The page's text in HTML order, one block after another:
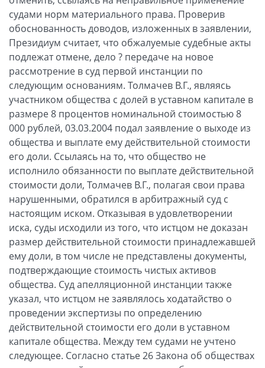
судами норм материального права. Проверив
обоснованность доводов, изложенных в заявлении,
Президиум считает, что обжалуемые судебные акты
подлежат отмене, дело ? передаче на новое
рассмотрение в суд первой инстанции по
следующим основаниям. Толмачев В.Г., являясь
участником общества с долей в уставном капитале в
размере 8 процентов номинальной стоимостью 8
000 рублей, 03.03.2004 подал заявление о выходе из
общества и выплате ему действительной стоимости
его доли. Ссылаясь на то, что общество не
исполнило обязанности по выплате действительной
стоимости доли, Толмачев В.Г., полагая свои права
нарушенными, обратился в арбитражный суд с
настоящим иском. Отказывая в удовлетворении
иска, суды исходили из того, что истцом не доказан
размер действительной стоимости принадлежавшей
ему доли, в том числе не представлены документы,
подтверждающие стоимость чистых активов
общества. Суд апелляционной инстанции также
указал, что истцом не заявлялось ходатайство о
проведении экспертизы по определению
действительной стоимости его доли в уставном
капитале общества. Между тем судами не учтено
следующее. Согласно статье 26 Закона об обществах